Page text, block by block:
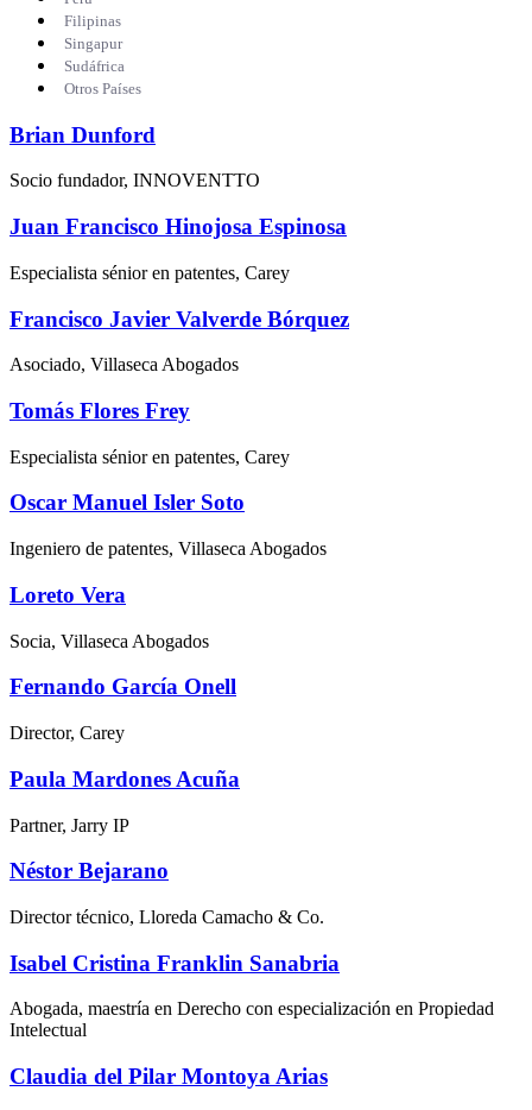
Filipinas
Singapur
Sudáfrica
Otros Países
Brian Dunford
Socio fundador, INNOVENTTO
Juan Francisco Hinojosa Espinosa
Especialista sénior en patentes, Carey
Francisco Javier Valverde Bórquez
Asociado, Villaseca Abogados
Tomás Flores Frey
Especialista sénior en patentes, Carey
Oscar Manuel Isler Soto
Ingeniero de patentes, Villaseca Abogados
Loreto Vera
Socia, Villaseca Abogados
Fernando García Onell
Director, Carey
Paula Mardones Acuña
Partner, Jarry IP
Néstor Bejarano
Director técnico, Lloreda Camacho & Co.
Isabel Cristina Franklin Sanabria
Abogada, maestría en Derecho con especialización en Propiedad
Intelectual
Claudia del Pilar Montoya Arias